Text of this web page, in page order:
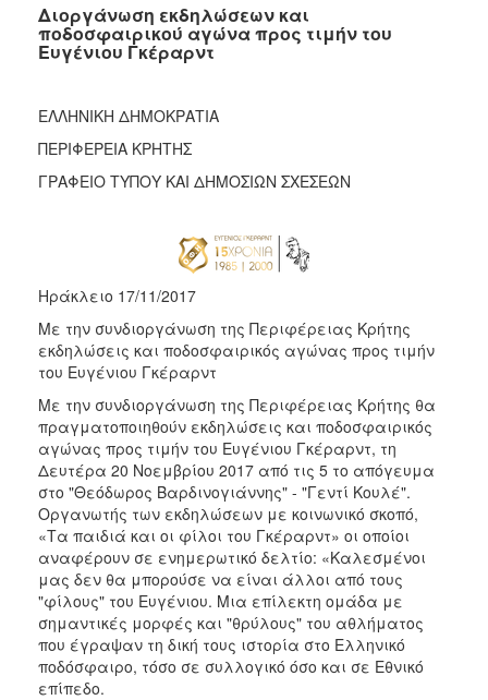
2022
2021
2019
2018
2017
2012
2011
ΔΗΜΟΣ
ΠΟΛΙΤΙΣΜΟΣ
ΑΝΘΕΚΤΙΚΗ
ΠΟΛΗ
Διοργάνωση εκδηλώσεων και
ποδοσφαιρικού αγώνα προς τιμήν του
Ευγένιου Γκέραρντ
ΕΛΛΗΝΙΚΗ ΔΗΜΟΚΡΑΤΙΑ
ΠΕΡΙΦΕΡΕΙΑ ΚΡΗΤΗΣ
ΓΡΑΦΕΙΟ ΤΥΠΟΥ ΚΑΙ ΔΗΜΟΣΙΩΝ ΣΧΕΣΕΩΝ
Ηράκλειο 17/11/2017
Με την συνδιοργάνωση της Περιφέρειας Κρήτης
εκδηλώσεις και ποδοσφαιρικός αγώνας προς τιμήν
του Ευγένιου Γκέραρντ
Με την συνδιοργάνωση της Περιφέρειας Κρήτης θα
πραγματοποιηθούν εκδηλώσεις και ποδοσφαιρικός
αγώνας προς τιμήν του Ευγένιου Γκέραρντ, τη
Δευτέρα 20 Νοεμβρίου 2017 από τις 5 το απόγευμα
στο "Θεόδωρος Βαρδινογιάννης" - "Γεντί Κουλέ".
Οργανωτής των εκδηλώσεων με κοινωνικό σκοπό,
«Τα παιδιά και οι φίλοι του Γκέραρντ» οι οποίοι
αναφέρουν σε ενημερωτικό δελτίο: «Καλεσμένοι
μας δεν θα μπορούσε να είναι άλλοι από τους
"φίλους" του Ευγένιου. Μια επίλεκτη ομάδα με
σημαντικές μορφές και "θρύλους" του αθλήματος
που έγραψαν τη δική τους ιστορία στο Ελληνικό
ποδόσφαιρο, τόσο σε συλλογικό όσο και σε Εθνικό
επίπεδο.